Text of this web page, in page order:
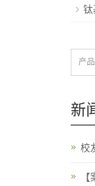
钛
新
校